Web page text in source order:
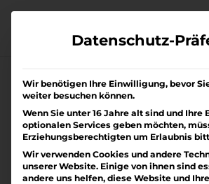
Datenschutz-
Wir benötigen Ihre Einwilligung, bevor
weiter besuchen können.
Wenn Sie unter 16 Jahre alt sind und Ihre
optionalen Services geben möchten,
Erziehungsberechtigten um Erlaubnis
Wir verwenden Cookies und andere
unserer Website. Einige von ihnen sind
andere uns helfen, diese Website und